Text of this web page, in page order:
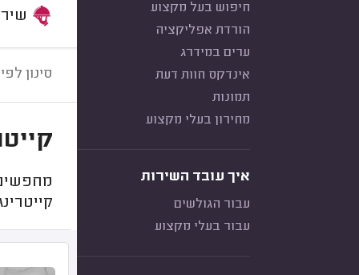
חיפוש בעל מקצוע
הורדת אפליקציה
ערים במידרג
אינדקס חוות דעת
תמונות
מחירון בעלי מקצוע
איך עובד השירות
עבור הגולשים
עבור בעלי מקצוע
סינון